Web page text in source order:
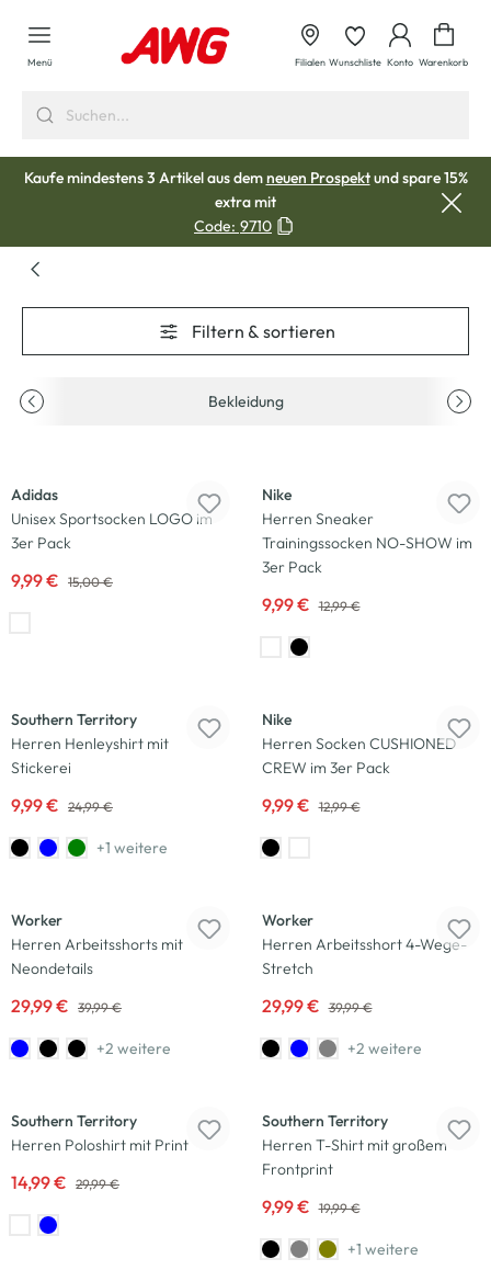
springen
Menü Filialen Wunschliste Konto Warenkorb
Kaufe mindestens 3 Artikel aus demneuen Prospektund spare 15%
extra mit
Code: 9710
Filtern & sortieren
Bekleidung
Adidas
Unisex Sportsocken LOGO im
3er Pack
9,99 € 15,00 €
Nike
Herren Sneaker
Trainingssocken NO-SHOW im
3er Pack
9,99 € 12,99 €
Southern Territory
Herren Henleyshirt mit
Stickerei
9,99 € 24,99 €
+1 weitere
Nike
Herren Socken CUSHIONED
CREW im 3er Pack
9,99 € 12,99 €
Worker
Herren Arbeitsshorts mit
Neondetails
29,99 € 39,99 €
+2 weitere
Worker
Herren Arbeitsshort 4-Wege-
Stretch
29,99 € 39,99 €
+2 weitere
Southern Territory
Herren Poloshirt mit Print
14,99 € 29,99 €
Southern Territory
Herren T-Shirt mit großem
Frontprint
9,99 € 19,99 €
+1 weitere